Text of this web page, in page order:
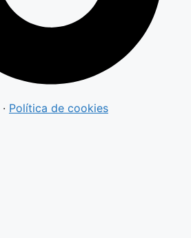
· Política de cookies